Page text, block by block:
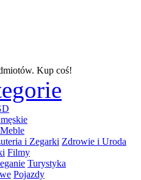
Kup coś!
i Zegarki Zdrowie i Uroda
Filmy
Turystyka
Pojazdy